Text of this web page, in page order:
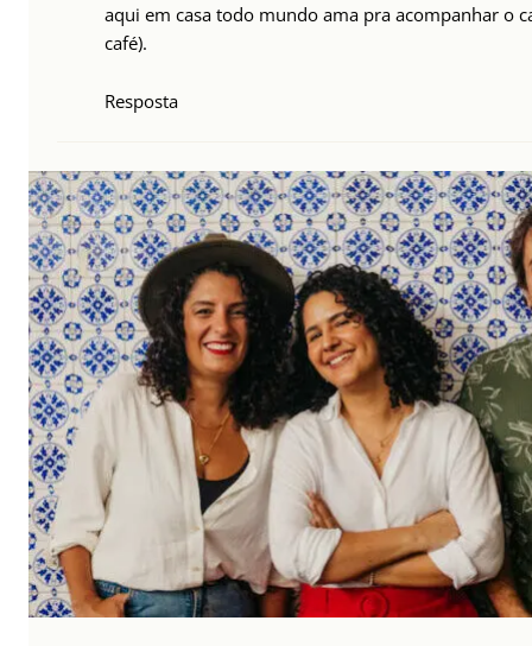
aqui em casa todo mundo ama pra acompanhar o
café).
Resposta